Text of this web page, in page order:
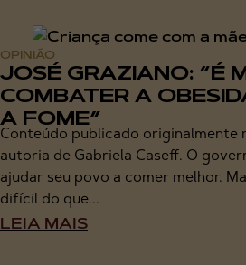
OPINIÃO
JOSÉ GRAZIANO: “É
COMBATER A
A FOME”
Conteúdo publicado originalmente
autoria de Gabriela Caseff. O
ajudar seu povo a comer melhor.
difícil do que...
LEIA MAIS